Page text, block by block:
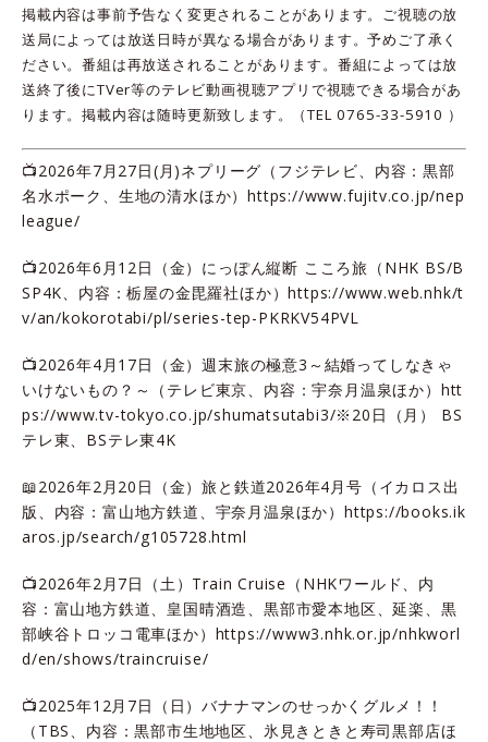
掲載内容は事前予告なく変更されることがあります。ご視聴の放
送局によっては放送日時が異なる場合があります。予めご了承く
ださい。番組は再放送されることがあります。番組によっては放
送終了後にTVer等のテレビ動画視聴アプリで視聴できる場合があ
ります。掲載内容は随時更新致します。（TEL 0765-33-5910 ）
📺2026年7月27日(月)ネプリーグ（フジテレビ、内容：黒部
名水ポーク、生地の清水ほか）https://www.fujitv.co.jp/nep
league/
📺2026年6月12日（金）にっぽん縦断 こころ旅（NHK BS/B
SP4K、内容：栃屋の金毘羅社ほか）https://www.web.nhk/t
v/an/kokorotabi/pl/series-tep-PKRKV54PVL
📺2026年4月17日（金）週末旅の極意3～結婚ってしなきゃ
いけないもの？～（テレビ東京、内容：宇奈月温泉ほか） htt
ps://www.tv-tokyo.co.jp/shumatsutabi3/※20日（月） BS
テレ東、BSテレ東4K
📖2026年2月20日（金）旅と鉄道2026年4月号（イカロス出
版、内容：富山地方鉄道、宇奈月温泉ほか）https://books.ik
aros.jp/search/g105728.html
📺2026年2月7日（土）Train Cruise（NHKワールド、内
容：富山地方鉄道、皇国晴酒造、黒部市愛本地区、延楽、黒
部峡谷トロッコ電車ほか） https://www3.nhk.or.jp/nhkworl
d/en/shows/traincruise/
📺2025年12月7日（日）バナナマンのせっかくグルメ！！
（TBS、内容：黒部市生地地区、氷見きときと寿司黒部店ほ